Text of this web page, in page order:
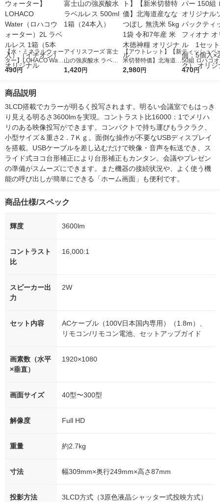
【水・ミネラルウォー
ター】LOHACO Wate
r（ロハコウォータ
シ） オリジナル
490円
アイリスフーズ 富士
山の強炭酸水 ラベル
レス 500ml 1箱（24
1,420円
【アウトレット】【新
米切替特価】北海道産
ななつぼし 無洗米 5k
2,980円
ティッシュペ
50組 ロハコ
ルソフトパッ
オリジナル
470円
商品説明
3LCD搭載でカラーが明るく投写されます。明るい会議室でもはっき
り見える明るさ3600lmを実現。コントラスト比16000：1でメリハ
リのある映像投写ができます。コンパクトで持ち運びもラクラク、
小型サイズ＆重さ2．7Ｋｇ。面倒な操作が不要なUSBディスプレイ
を搭載。USBケーブルを差し込むだけで映像・音声を転送でき、ス
ライド式ヨコ台形補正により台形補正もカンタン。会議やプレゼン
の準備がスムーズにできます。また機器の接続状況や、よく使う機
能の呼び出しが簡単にできる「ホーム画面」も便利です。
商品仕様/スペック
輝度 3600lm
コントラスト
比
16,000:1
スピーカー出
力
2W
セット内容
ACケーブル（100V日本国内専用）（1.8m）、
リモコン/リモコン電池、セットアップガイド
画素数（水平
×垂直）
1920×1080
画面サイズ 40型〜300型
解像度 Full HD
重量 約2.7kg
寸法 幅309mm×奥行249mm×高さ87mm
投影方法 3LCD方式（3原色液晶シャッター式投映方式）